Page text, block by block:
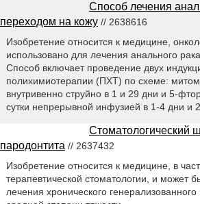
Способ лечения
переходом на кожу // 2638616
Изобретение относится к медицине,
использовано для лечения анального
Способ включает проведение двух
полихимиотерапии (ПХТ) по схеме:
внутривенно струйно в 1 и 29 дни и 5-
сутки непрерывной инфузией в 1-4 дни и
Стоматологический
пародонтита // 2637432
Изобретение относится к медицине, в
терапевтической стоматологии, и может
лечения хронического